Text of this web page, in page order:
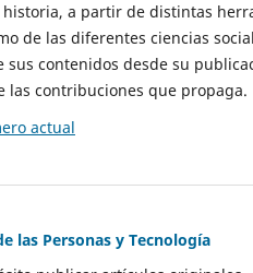
a partir de distintas
de las diferentes ciencias
sus contenidos desde su
las contribuciones que propaga.
actual
las Personas y Tecnología